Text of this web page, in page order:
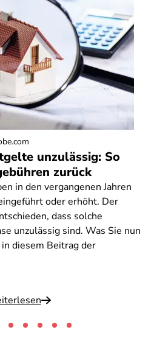
unzulässig: So
zurück
in den vergangenen Jahren
oder erhöht. Der
dass solche
unzulässig sind. Was Sie nun
diesem Beitrag der